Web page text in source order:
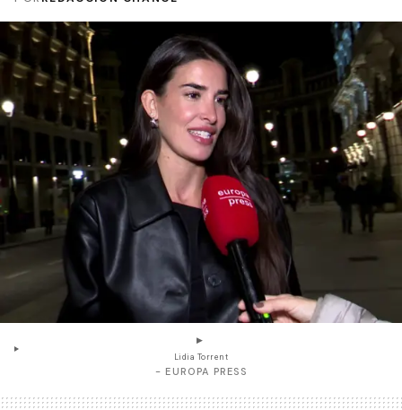
Lidia Torrent
- EUROPA PRESS